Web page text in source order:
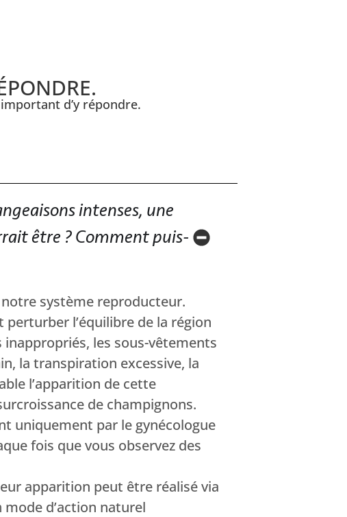
d’y répondre.
intenses, une
être ? Comment puis-
système reproducteur.
l’équilibre de la région
les sous-vêtements
la transpiration excessive, la
l’apparition de cette
de champignons.
uniquement par le gynécologue
fois que vous observez des
apparition peut être réalisé via
d’action naturel